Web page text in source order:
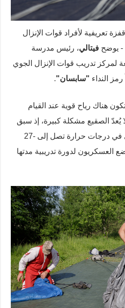
تعريفية لأفراد قوات الإنزال
فيتالي، رئيس مدرسة
لمركز تدريب قوات الإنزال الجوي
"سابسان".
هناك رياح قوية عند القيام
يُعدّ الصقيع مشكلة كبيرة، إذ سبق
لهم الهبوط في الشتاء حتى في درجات حرارة تصل إلى -27
العسكريون لدورة تدريبية مدتها